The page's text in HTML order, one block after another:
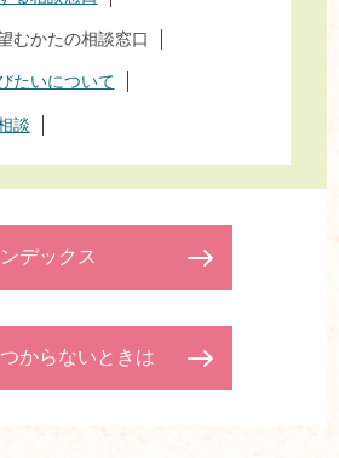
むかたの相談窓口
たいについて
談
デックス
からないときは